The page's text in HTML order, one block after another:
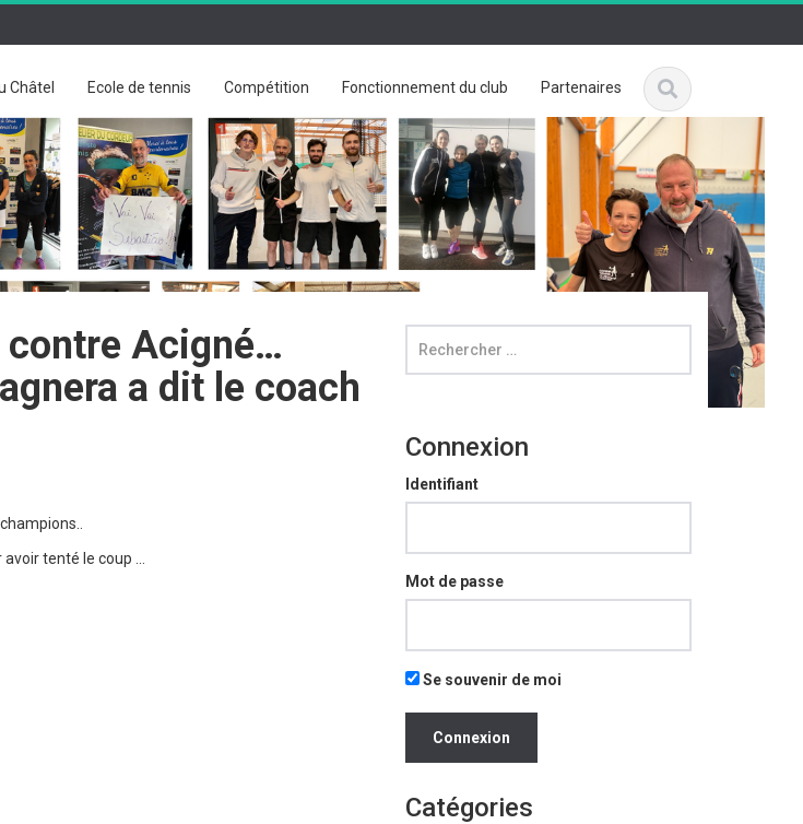
Châtel Ecole de tennis Compétition Fonctionnement du club Partenaires
Acigné…
a dit le coach
tenté le coup …
Connexion
Identifiant
Mot de passe
Se souvenir de moi
Catégories